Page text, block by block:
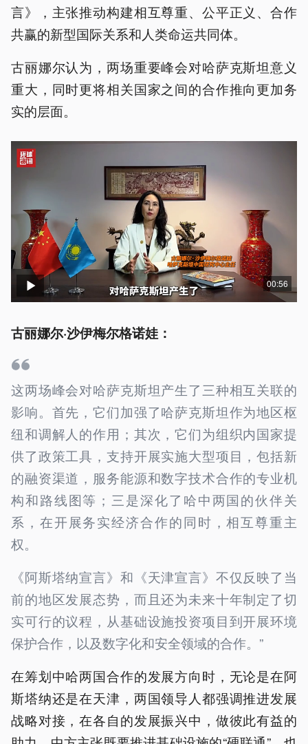
言》，主张推动构建相互尊重、公平正义、合作
共赢的新型国际关系和人类命运共同体。
古丽娜尔认为，两场重要峰会对哈萨克斯坦意义
重大，同时更将相关国家之间的合作推向更加务
实的层面。
00:56
古丽娜尔·沙伊梅尔格诺娃：
这两场峰会对哈萨克斯坦产生了三种相互关联的
影响。首先，它们加强了哈萨克斯坦作为地区枢
纽和调解人的作用；其次，它们为组织内国家提
供了政策工具，支持开展实施大型项目，包括新
的融资渠道，服务能源和数字技术合作的专业机
构和路线图等；三是深化了哈中两国的伙伴关
系，在开展务实经济合作的同时，相互尊重主
权。
《阿斯塔纳宣言》和《天津宣言》不仅反映了当
前的地区发展态势，而且还为未来十年制定了切
实可行的议程，从基础设施投资项目到开展环境
保护合作，以及数字化和安全领域的合作。”
在筹划中哈两国合作的发展方向时，无论是在阿
斯塔纳还是在天津，两国领导人都强调推进发展
战略对接，在各自的发展振兴中，做彼此有益的